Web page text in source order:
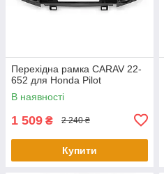
Перехідна рамка CARAV 22-
652 для Honda Pilot
В наявності
1 509 ₴ 2 240 ₴
Купити